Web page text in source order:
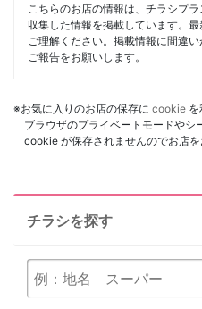
こちらのお店の情報は、チラシプ
収集した情報を掲載しています。
ご理解ください。掲載情報に間違
ご報告をお願いします。
※お気に入りのお店の保存に cookie を
ブラウザのプライベートモードやシ
cookie が保存されませんのでお店を
チラシを探す